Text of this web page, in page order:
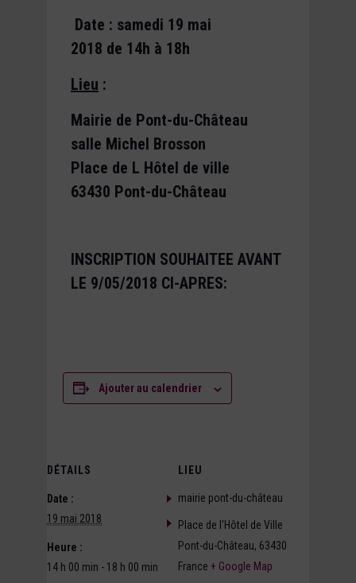
Date : samedi 19 mai
2018 de 14h à 18h
Lieu :
Mairie de Pont-du-Château
salle Michel Brosson
Place de L Hôtel de ville
63430 Pont-du-Château
INSCRIPTION SOUHAITEE AVANT
LE 9/05/2018 CI-APRES:
Ajouter au calendrier
DÉTAILS
Date :
19 mai 2018
Heure :
14 h 00 min - 18 h 00 min
LIEU
mairie pont-du-château
Place de l'Hôtel de Ville
Pont-du-Château, 63430
France + Google Map